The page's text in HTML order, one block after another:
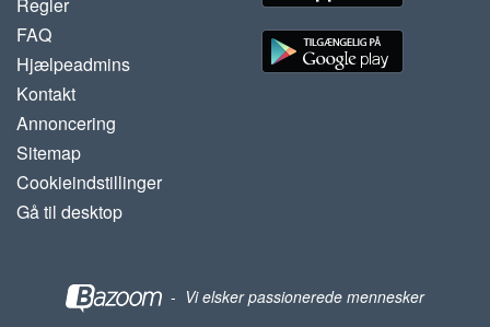
FAQ
Hjælpeadmins
Kontakt
Annoncering
Sitemap
Cookieindstillinger
Gå til desktop
- Vi elsker passionerede mennesker